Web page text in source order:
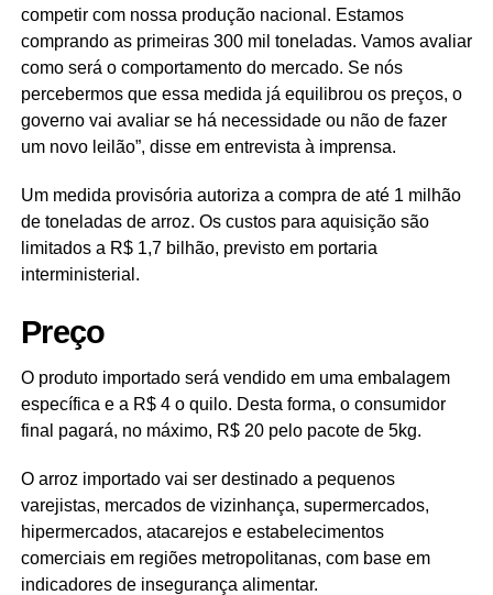
competir com nossa produção nacional. Estamos
comprando as primeiras 300 mil toneladas. Vamos avaliar
como será o comportamento do mercado. Se nós
percebermos que essa medida já equilibrou os preços, o
governo vai avaliar se há necessidade ou não de fazer
um novo leilão”, disse em entrevista à imprensa.
Um medida provisória autoriza a compra de até 1 milhão
de toneladas de arroz. Os custos para aquisição são
limitados a R$ 1,7 bilhão, previsto em portaria
interministerial.
Preço
O produto importado será vendido em uma embalagem
específica e a R$ 4 o quilo. Desta forma, o consumidor
final pagará, no máximo, R$ 20 pelo pacote de 5kg.
O arroz importado vai ser destinado a pequenos
varejistas, mercados de vizinhança, supermercados,
hipermercados, atacarejos e estabelecimentos
comerciais em regiões metropolitanas, com base em
indicadores de insegurança alimentar.